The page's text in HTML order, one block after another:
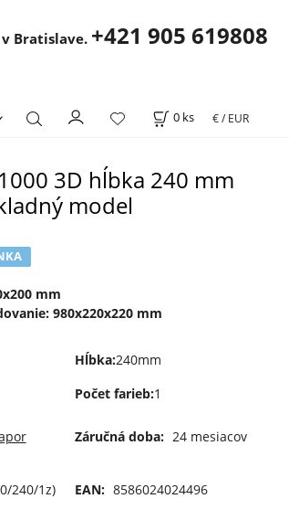
Bratislave. +421 905 619808
0 ks € / EUR
3D hĺbka 240 mm
model
mm
980x220x220 mm
Hĺbka:240mm
Počet farieb:1
Záručná doba: 24 mesiacov
240/1z) EAN: 8586024024496